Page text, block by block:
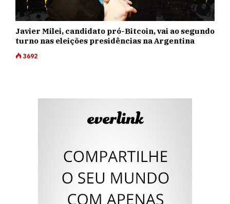
Javier Milei, candidato pró-Bitcoin, vai ao segundo
turno nas eleições presidências na Argentina
3692